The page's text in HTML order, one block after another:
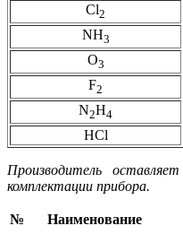
Cl2
NH3
O3
F2
N2H4
HCl
Производитель
комплектации прибора.
№ Наименование